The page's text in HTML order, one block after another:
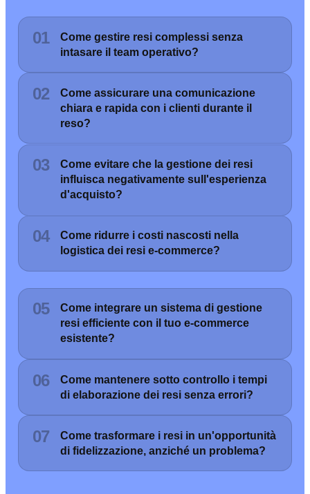
01
Come gestire resi complessi senza
intasare il team operativo?
02
Come assicurare una comunicazione
chiara e rapida con i clienti durante il
reso?
03
Come evitare che la gestione dei resi
influisca negativamente sull'esperienza
d'acquisto?
04
Come ridurre i costi nascosti nella
logistica dei resi e-commerce?
05
Come integrare un sistema di gestione
resi efficiente con il tuo e-commerce
esistente?
06
Come mantenere sotto controllo i tempi
di elaborazione dei resi senza errori?
07
Come trasformare i resi in un'opportunità
di fidelizzazione, anziché un problema?